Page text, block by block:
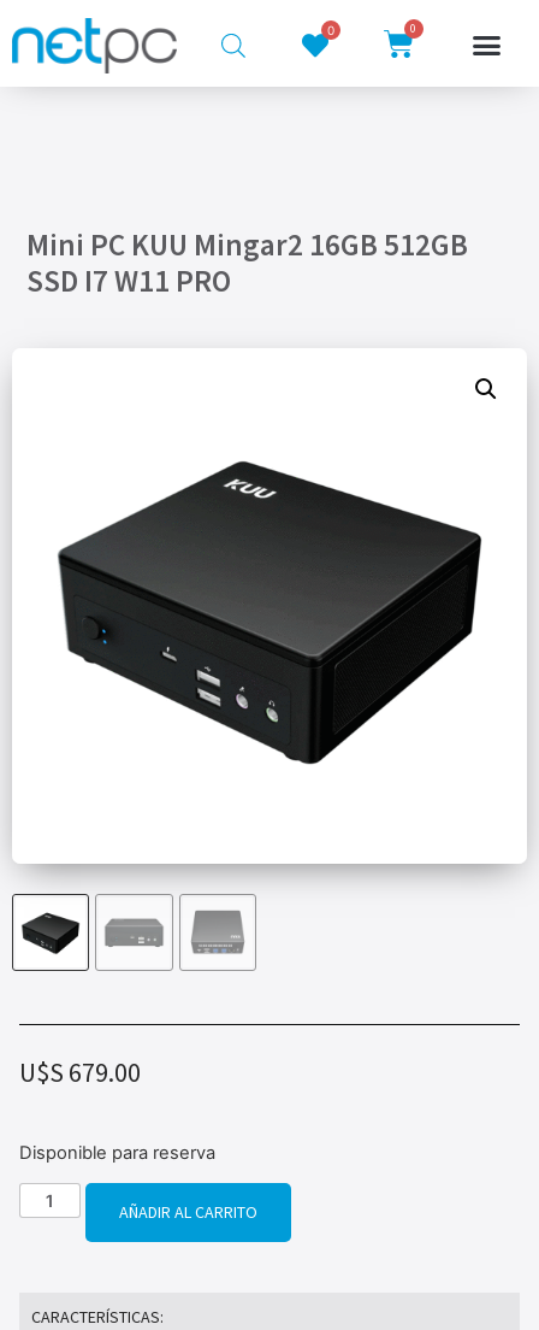
0 0
Mini PC KUU Mingar2 16GB 512GB
SSD I7 W11 PRO
U$S 679.00
Disponible para reserva
AÑADIR AL CARRITO
CARACTERÍSTICAS: